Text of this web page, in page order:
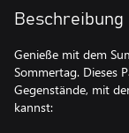
Beschreibung
Genieße mit dem
Sommertag. Dieses
Gegenstände, mit
kannst: